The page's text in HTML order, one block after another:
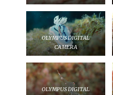
OLYMPUS DIGITAL
CAMERA
OLYMPUS DIGITAL